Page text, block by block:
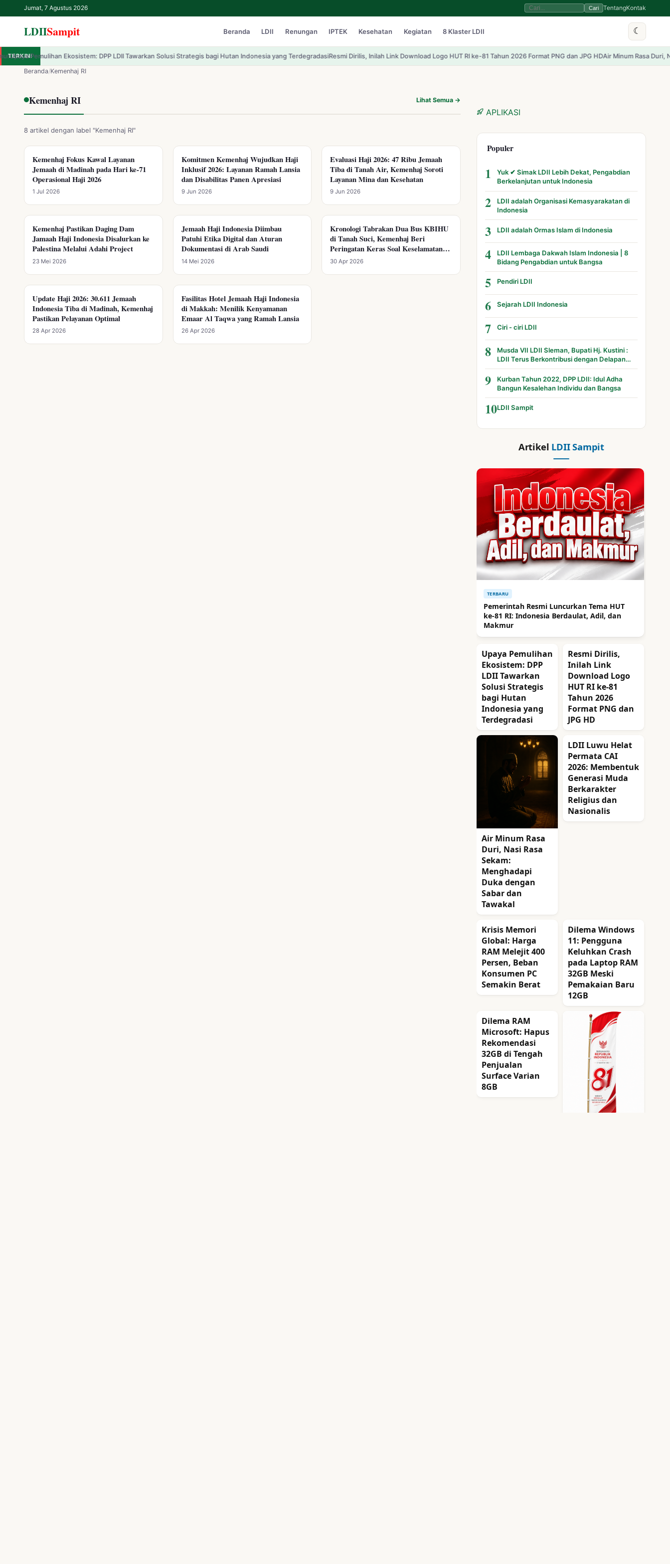
Jumat, 7 Agustus 2026 Cari TentangKontak
LDIISampit Beranda LDII Renungan IPTEK Kesehatan Kegiatan 8 Klaster LDII ☾
LDIISampit
Beranda
Renungan
IPTEK
Pengumuman
TERKINIEkosistem: DPP LDII Tawarkan Solusi Strategis bagi Hutan Indonesia yang TerdegradasiResmi Dirilis, Inilah Link Download Logo HUT RI ke-81 Tahun 2026 Format PNG dan JPG HDAir Minum Rasa Duri, Nasi Rasa
Beranda/Kemenhaj RI
Kemenhaj RI Lihat Semua →
8 artikel dengan label "Kemenhaj RI"
KEMENHAJ RI
Kemenhaj Fokus Kawal Layanan
Jemaah di Madinah pada Hari ke-71
Operasional Haji 2026
1 Jul 2026
KEMENHAJ RI
Komitmen Kemenhaj Wujudkan Haji
Inklusif 2026: Layanan Ramah Lansia
dan Disabilitas Panen Apresiasi
9 Jun 2026
KEMENHAJ RI
Evaluasi Haji 2026: 47 Ribu Jemaah
Tiba di Tanah Air, Kemenhaj Soroti
Layanan Mina dan Kesehatan
9 Jun 2026
KEMENHAJ RI
Kemenhaj Pastikan Daging Dam
Jamaah Haji Indonesia Disalurkan ke
Palestina Melalui Adahi Project
23 Mei 2026
KEMENHAJ RI
Jemaah Haji Indonesia Diimbau
Patuhi Etika Digital dan Aturan
Dokumentasi di Arab Saudi
14 Mei 2026
KEMENHAJ RI
Kronologi Tabrakan Dua Bus KBIHU
di Tanah Suci, Kemenhaj Beri
Peringatan Keras Soal Keselamatan
Jemaah
30 Apr 2026
KEMENHAJ RI
Update Haji 2026: 30.611 Jemaah
Indonesia Tiba di Madinah, Kemenhaj
Pastikan Pelayanan Optimal
28 Apr 2026
KEMENHAJ RI
Fasilitas Hotel Jemaah Haji Indonesia
di Makkah: Menilik Kenyamanan
Emaar Al Taqwa yang Ramah Lansia
26 Apr 2026
APLIKASI
Populer
1
Yuk ✔ Simak LDII Lebih Dekat, Pengabdian
Berkelanjutan untuk Indonesia
2
LDII adalah Organisasi Kemasyarakatan di
Indonesia
3 LDII adalah Ormas Islam di Indonesia
4
LDII Lembaga Dakwah Islam Indonesia | 8
Bidang Pengabdian untuk Bangsa
5 Pendiri LDII
6 Sejarah LDII Indonesia
7 Ciri - ciri LDII
8
Musda VII LDII Sleman, Bupati Hj. Kustini :
LDII Terus Berkontribusi dengan Delapan
Bidang
9
Kurban Tahun 2022, DPP LDII: Idul Adha
Bangun Kesalehan Individu dan Bangsa
10LDII Sampit
Artikel LDII Sampit
TERBARU
Pemerintah Resmi Luncurkan Tema HUT
ke-81 RI: Indonesia Berdaulat, Adil, dan
Makmur
Upaya Pemulihan
Ekosistem: DPP
LDII Tawarkan
Solusi Strategis
bagi Hutan
Indonesia yang
Terdegradasi
Resmi Dirilis,
Inilah Link
Download Logo
HUT RI ke-81
Tahun 2026
Format PNG dan
JPG HD
Air Minum Rasa
Duri, Nasi Rasa
Sekam:
Menghadapi
Duka dengan
Sabar dan
Tawakal
LDII Luwu Helat
Permata CAI
2026: Membentuk
Generasi Muda
Berkarakter
Religius dan
Nasionalis
Krisis Memori
Global: Harga
RAM Melejit 400
Persen, Beban
Konsumen PC
Semakin Berat
Dilema Windows
11: Pengguna
Keluhkan Crash
pada Laptop RAM
32GB Meski
Pemakaian Baru
12GB
Dilema RAM
Microsoft: Hapus
Rekomendasi
32GB di Tengah
Penjualan
Surface Varian
8GB